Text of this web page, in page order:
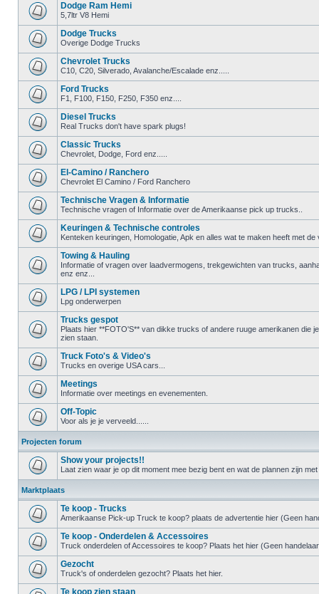
Dodge Ram Hemi
5,7ltr V8 Hemi
Dodge Trucks
Overige Dodge Trucks
Chevrolet Trucks
C10, C20, Silverado, Avalanche/Escalade enz.....
Ford Trucks
F1, F100, F150, F250, F350 enz....
Diesel Trucks
Real Trucks don't have spark plugs!
Classic Trucks
Chevrolet, Dodge, Ford enz.....
El-Camino / Ranchero
Chevrolet El Camino / Ford Ranchero
Technische Vragen & Informatie
Technische vragen of Informatie over de Amerikaanse pick up trucks..
Keuringen & Technische controles
Kenteken keuringen, Homologatie, Apk en alles wat te maken heeft met
Towing & Hauling
Informatie of vragen over laadvermogens, trekgewichten van trucks,
enz enz...
LPG / LPI systemen
Lpg onderwerpen
Trucks gespot
Plaats hier **FOTO'S** van dikke trucks of andere ruuge amerikanen die
zien staan.
Truck Foto's & Video's
Trucks en overige USA cars...
Meetings
Informatie over meetings en evenementen.
Off-Topic
Voor als je je verveeld......
Projecten forum
Show your projects!!
Laat zien waar je op dit moment mee bezig bent en wat de plannen zijn
Marktplaats
Te koop - Trucks
Amerikaanse Pick-up Truck te koop? plaats de advertentie hier (Geen
Te koop - Onderdelen & Accessoires
Truck onderdelen of Accessoires te koop? Plaats het hier (Geen
Gezocht
Truck's of onderdelen gezocht? Plaats het hier.
Te koop zien staan